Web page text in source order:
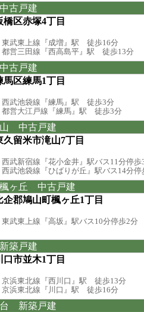
古戸建
橋区赤塚4丁目
武東上線『成増』駅 徒歩16分
営三田線『西高島平』駅 徒歩13分
古戸建
馬区練馬1丁目
武池袋線『練馬』駅 徒歩3分
営大江戸線『練馬』駅 徒歩3分
中古戸建
久留米市滝山7丁目
武新宿線『花小金井』駅バス11分停歩
武池袋線『ひばりが丘』駅バス14分停
ヶ丘 中古戸建
企郡鳩山町楓ヶ丘1丁目
武東上線『高坂』駅バス10分停歩2分
築戸建
口市並木1丁目
浜東北線『西川口』駅 徒歩13分
浜東北線『川口』駅 徒歩16分
新築戸建